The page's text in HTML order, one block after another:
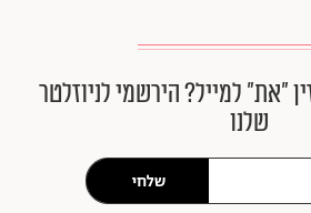
״את״ למייל? הירשמי לניוזלטר
שלנו
שלחי